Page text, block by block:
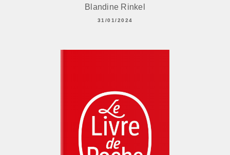
Blandine Rinkel
31/01/2024